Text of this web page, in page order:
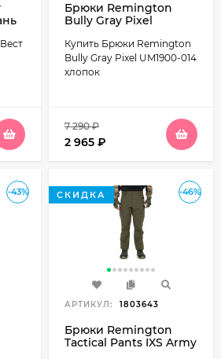
Брюки Remington
Bully Gray Pixel
Купить Брюки Remington
Bully Gray Pixel UM1900-014
хлопок
7 290₽
2 965 ₽
-43% -46%
СКИДКА
АРТИКУЛ: 1803643
Брюки Remington
Tactical Pants IXS Army